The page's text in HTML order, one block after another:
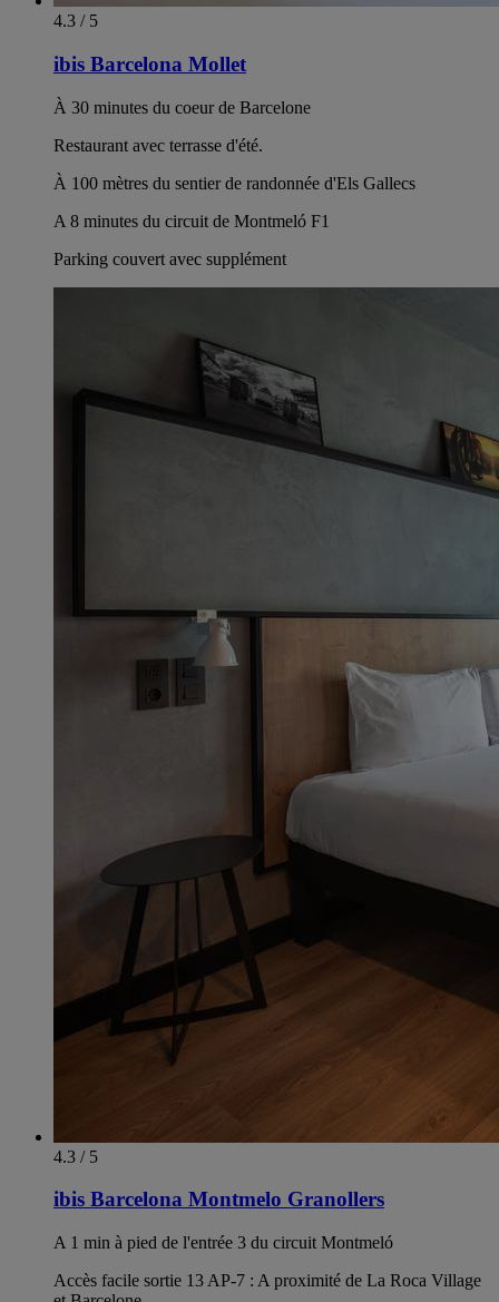
4.3 / 5
ibis Barcelona Mollet
À 30 minutes du coeur de Barcelone
Restaurant avec terrasse d'été.
À 100 mètres du sentier de randonnée d'Els Gallecs
A 8 minutes du circuit de Montmeló F1
Parking couvert avec supplément
4.3 / 5
ibis Barcelona Montmelo Granollers
A 1 min à pied de l'entrée 3 du circuit Montmeló
Accès facile sortie 13 AP-7 : A proximité de La Roca Village